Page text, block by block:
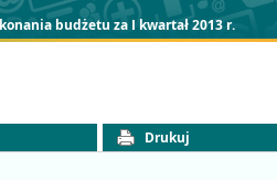
budżetu za I kwartał 2013 r.
Drukuj